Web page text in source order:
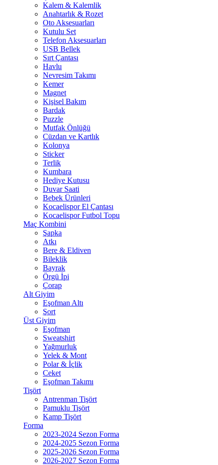
Kalem & Kalemlik
Anahtarlık & Rozet
Oto Aksesuarları
Kutulu Set
Telefon Aksesuarları
USB Bellek
Sırt Çantası
Havlu
Nevresim Takımı
Kemer
Magnet
Kişisel Bakım
Bardak
Puzzle
Mutfak Önlüğü
Cüzdan ve Kartlık
Kolonya
Sticker
Terlik
Kumbara
Hediye Kutusu
Duvar Saati
Bebek Ürünleri
Kocaelispor El Çantası
Kocaelispor Futbol Topu
Maç Kombini
Şapka
Atkı
Bere & Eldiven
Bileklik
Bayrak
Örgü İpi
Çorap
Alt Giyim
Eşofman Altı
Şort
Üst Giyim
Eşofman
Sweatshirt
Yağmurluk
Yelek & Mont
Polar & İçlik
Ceket
Eşofman Takımı
Tişört
Antrenman Tişört
Pamuklu Tişört
Kamp Tişört
Forma
2023-2024 Sezon Forma
2024-2025 Sezon Forma
2025-2026 Sezon Forma
2026-2027 Sezon Forma